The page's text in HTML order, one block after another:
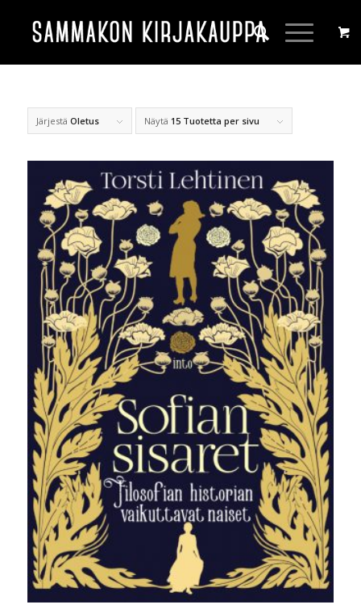
Järjestä Oletus Näytä 15 Tuotetta per sivu